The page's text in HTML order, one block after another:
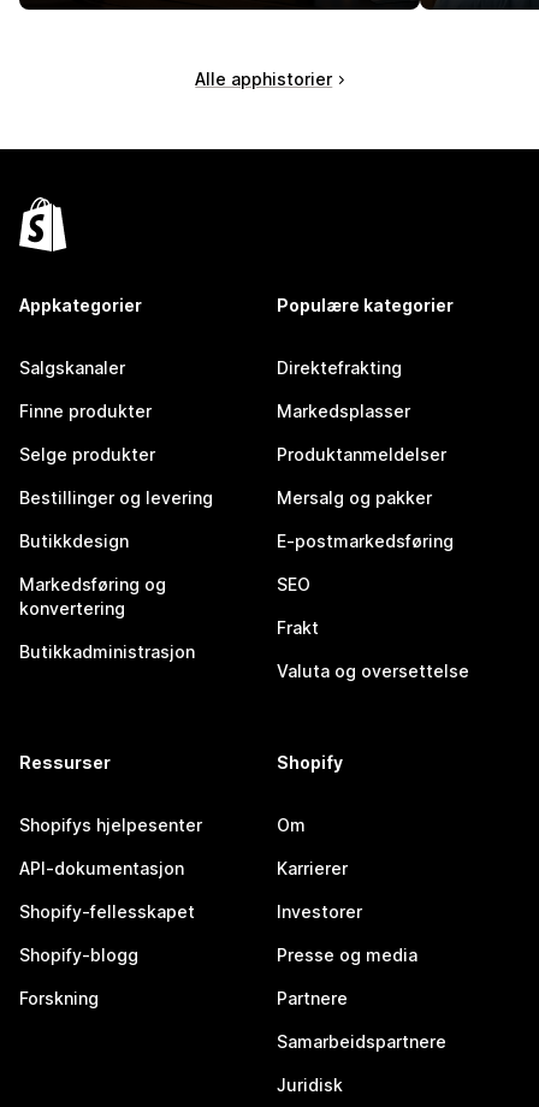
Alle apphistorier
Appkategorier
Salgskanaler
Finne produkter
Selge produkter
Bestillinger og levering
Butikkdesign
Markedsføring og
konvertering
Butikkadministrasjon
Populære kategorier
Direktefrakting
Markedsplasser
Produktanmeldelser
Mersalg og pakker
E-postmarkedsføring
SEO
Frakt
Valuta og oversettelse
Ressurser
Shopifys hjelpesenter
API-dokumentasjon
Shopify-fellesskapet
Shopify-blogg
Forskning
Shopify
Om
Karrierer
Investorer
Presse og media
Partnere
Samarbeidspartnere
Juridisk